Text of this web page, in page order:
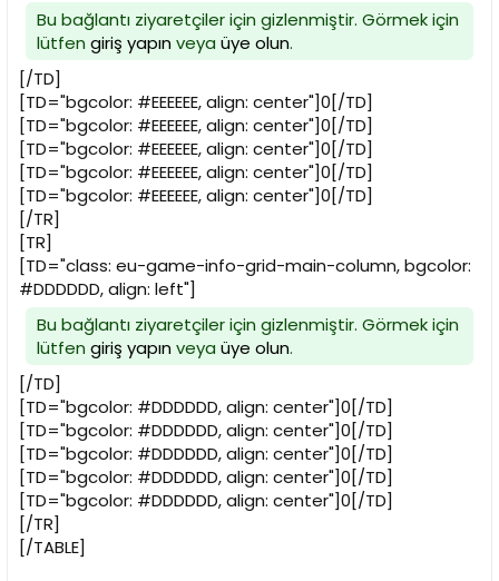
Bu bağlantı ziyaretçiler için gizlenmiştir. Görmek için
lütfen giriş yapınveya üye olun.
[/TD]
[TD="bgcolor: #EEEEEE, align: center"]0[/TD]
[TD="bgcolor: #EEEEEE, align: center"]0[/TD]
[TD="bgcolor: #EEEEEE, align: center"]0[/TD]
[TD="bgcolor: #EEEEEE, align: center"]0[/TD]
[TD="bgcolor: #EEEEEE, align: center"]0[/TD]
[/TR]
[TR]
[TD="class: eu-game-info-grid-main-column, bgcolor:
#DDDDDD, align: left"]
Bu bağlantı ziyaretçiler için gizlenmiştir. Görmek için
lütfen giriş yapınveya üye olun.
[/TD]
[TD="bgcolor: #DDDDDD, align: center"]0[/TD]
[TD="bgcolor: #DDDDDD, align: center"]0[/TD]
[TD="bgcolor: #DDDDDD, align: center"]0[/TD]
[TD="bgcolor: #DDDDDD, align: center"]0[/TD]
[TD="bgcolor: #DDDDDD, align: center"]0[/TD]
[/TR]
[/TABLE]